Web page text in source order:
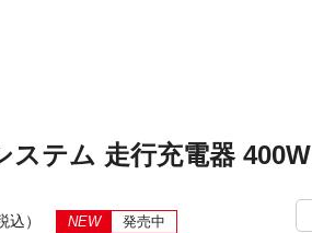
ステム 走行充電器 400W
） NEW 発売中